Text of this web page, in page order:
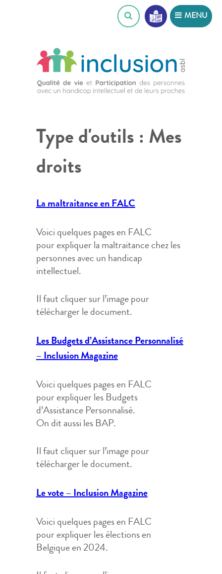
MENU
Type d'outils : Mes
droits
La maltraitance en FALC
Voici quelques pages en FALC
pour expliquer la maltraitance chez les
personnes avec un handicap
intellectuel.
Il faut cliquer sur l’image pour
télécharger le document.
Les Budgets d’Assistance Personnalisé
– Inclusion Magazine
Voici quelques pages en FALC
pour expliquer les Budgets
d’Assistance Personnalisé.
On dit aussi les BAP.
Il faut cliquer sur l’image pour
télécharger le document.
Le vote – Inclusion Magazine
Voici quelques pages en FALC
pour expliquer les élections en
Belgique en 2024.